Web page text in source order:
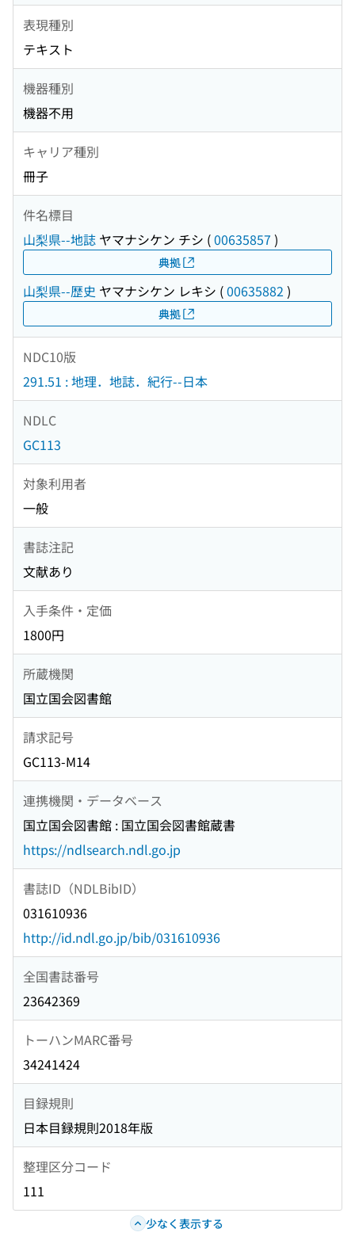
表現種別
テキスト
機器種別
機器不用
キャリア種別
冊子
件名標目
山梨県--地誌 ヤマナシケン チシ (00635857 )
典拠
山梨県--歴史 ヤマナシケン レキシ (00635882 )
典拠
NDC10版
291.51 : 地理．地誌．紀行--日本
NDLC
GC113
対象利用者
一般
書誌注記
文献あり
入手条件・定価
1800円
所蔵機関
国立国会図書館
請求記号
GC113-M14
連携機関・データベース
国立国会図書館 : 国立国会図書館蔵書
https://ndlsearch.ndl.go.jp
書誌ID（NDLBibID）
031610936
http://id.ndl.go.jp/bib/031610936
全国書誌番号
23642369
トーハンMARC番号
34241424
目録規則
日本目録規則2018年版
整理区分コード
111
少なく表示する